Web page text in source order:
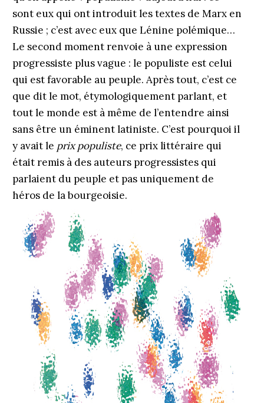
sont eux qui ont introduit les textes de Marx en
Russie ; c’est avec eux que Lénine polémique…
Le second moment renvoie à une expression
progressiste plus vague : le populiste est celui
qui est favorable au peuple. Après tout, c’est ce
que dit le mot, étymologiquement parlant, et
tout le monde est à même de l’entendre ainsi
sans être un éminent latiniste. C’est pourquoi il
y avait le prix populiste, ce prix littéraire qui
était remis à des auteurs progressistes qui
parlaient du peuple et pas uniquement de
héros de la bourgeoisie.